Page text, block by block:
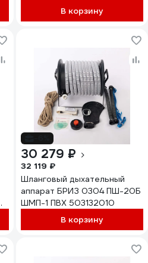
резинотканевый 503101200
В корзину
30 279 ₽
32 119 ₽
Шланговый дыхательный
аппарат БРИЗ 0304 ПШ-20Б
ШМП-1 ПВХ 503132010
В корзину